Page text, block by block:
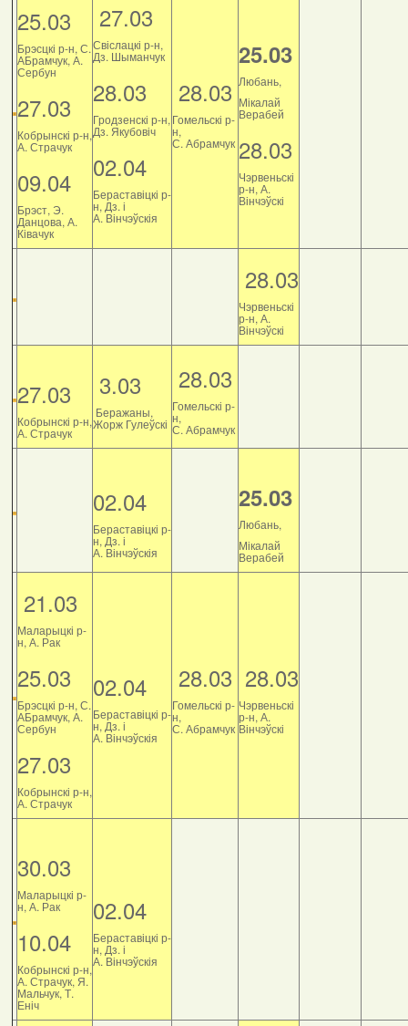
25.03
Брэсцкі р-н, С.
АБрамчук, А.
Сербун
27.03
Кобрынскі р-н,
А. Страчук
09.04
Брэст, Э.
Данцова, А.
Ківачук
27.03
Свіслацкі р-н,
Дз. Шыманчук
28.03
Гродзенскі р-н,
Дз. Якубовіч
02.04
Бераставіцкі р-
н, Дз. і
А. Вінчэўскія
28.03
Гомельскі р-
н,
С. Абрамчук
25.03
Любань,
Мікалай
Верабей
28.03
Чэрвеньскі
р-н, А.
Вінчэўскі
28.03
Чэрвеньскі
р-н, А.
Вінчэўскі
27.03
Кобрынскі р-н,
А. Страчук
3.03
Беражаны,
Жорж Гулеўскі
28.03
Гомельскі р-
н,
С. Абрамчук
02.04
Бераставіцкі р-
н, Дз. і
А. Вінчэўскія
25.03
Любань,
Мікалай
Верабей
21.03
Маларыцкі р-
н, А. Рак
25.03
Брэсцкі р-н, С.
АБрамчук, А.
Сербун
27.03
Кобрынскі р-н,
А. Страчук
02.04
Бераставіцкі р-
н, Дз. і
А. Вінчэўскія
28.03
Гомельскі р-
н,
С. Абрамчук
28.03
Чэрвеньскі
р-н, А.
Вінчэўскі
30.03
Маларыцкі р-
н, А. Рак
10.04
Кобрынскі р-н,
А. Страчук, Я.
Мальчук, Т.
Еніч
02.04
Бераставіцкі р-
н, Дз. і
А. Вінчэўскія